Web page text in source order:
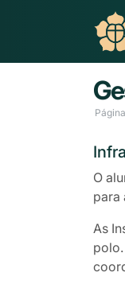
O
para
As